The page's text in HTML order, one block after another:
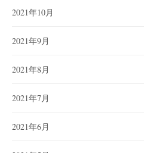
2021年10月
2021年9月
2021年8月
2021年7月
2021年6月